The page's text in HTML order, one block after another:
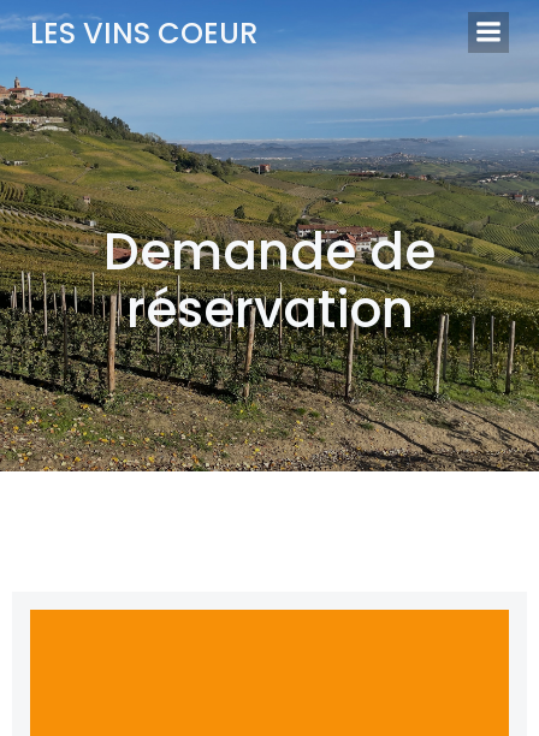
au
LES VINS COEUR
Demande de
réservation